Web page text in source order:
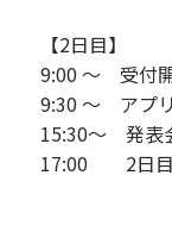
【2日目】
9:00 ～ 受付
9:30 ～ アプ
15:30～ 発表
17:00 2日目